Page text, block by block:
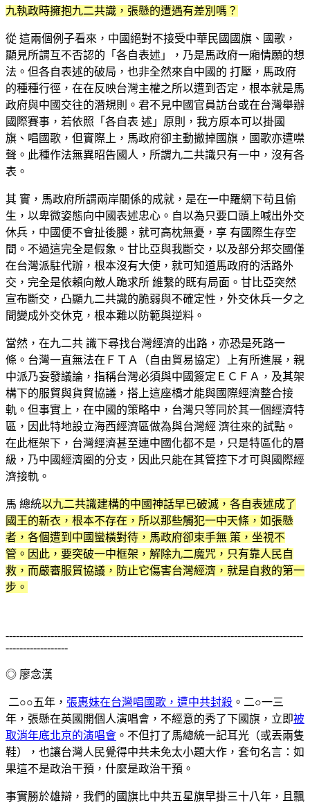
九執政時擁抱九二共識，張懸的遭遇有差別嗎？
從 這兩個例子看來，中國絕對不接受中華民國國旗、國歌，
顯見所謂互不否認的「各自表述」，乃是馬政府一廂情願的想
法。但各自表述的破局，也非全然來自中國的 打壓，馬政府
的種種行徑，在在反映台灣主權之所以遭到否定，根本就是馬
政府與中國交往的潛規則。君不見中國官員訪台或在台灣舉辦
國際賽事，若依照「各自表 述」原則，我方原本可以掛國
旗、唱國歌，但實際上，馬政府卻主動撤掉國旗，國歌亦遭噤
聲。此種作法無異昭告國人，所謂九二共識只有一中，沒有各
表。
其 實，馬政府所謂兩岸關係的成就，是在一中羅網下苟且偷
生，以卑微姿態向中國表述忠心。自以為只要口頭上喊出外交
休兵，中國便不會扯後腿，就可高枕無憂，享 有國際生存空
間。不過這完全是假象。甘比亞與我斷交，以及部分邦交國僅
在台灣派駐代辦，根本沒有大使，就可知道馬政府的活路外
交，完全是依賴向敵人跪求所 維繫的既有局面。甘比亞突然
宣布斷交，凸顯九二共識的脆弱與不確定性，外交休兵一夕之
間變成外交休克，根本難以防範與逆料。
當然，在九二共 識下尋找台灣經濟的出路，亦恐是死路一
條。台灣一直無法在ＦＴＡ（自由貿易協定）上有所進展，親
中派乃妄發議論，指稱台灣必須與中國簽定ＥＣＦＡ，及其架
構下的服貿與貨貿協議，搭上這座橋才能與國際經濟整合接
軌。但事實上，在中國的策略中，台灣只等同於其一個經濟特
區，因此特地設立海西經濟區做為與台灣經 濟往來的試點。
在此框架下，台灣經濟甚至連中國化都不是，只是特區化的層
級，乃中國經濟圈的分支，因此只能在其管控下才可與國際經
濟接軌。
馬 總統以九二共識建構的中國神話早已破滅，各自表述成了
國王的新衣，根本不存在，所以那些觸犯一中天條，如張懸
者，各個遭到中國蠻橫對待，馬政府卻束手無 策，坐視不
管。因此，要突破一中框架，解除九二魔咒，只有靠人民自
救，而嚴審服貿協議，防止它傷害台灣經濟，就是自救的第一
步。
--------------------------------------------------------------------------------------
------------------
◎ 廖念漢
二○○五年， 張惠妹在台灣唱國歌，遭中共封殺 。二○一三
年，張懸在英國開個人演唱會，不經意的秀了下國旗，立即被
取消年底北京的演唱會 。不但打了馬總統一記耳光（或丟兩隻
鞋），也讓台灣人民覺得中共未免太小題大作，套句名言：如
果這不是政治干預，什麼是政治干預。
事實勝於雄辯，我們的國旗比中共五星旗早掛三十八年，且飄